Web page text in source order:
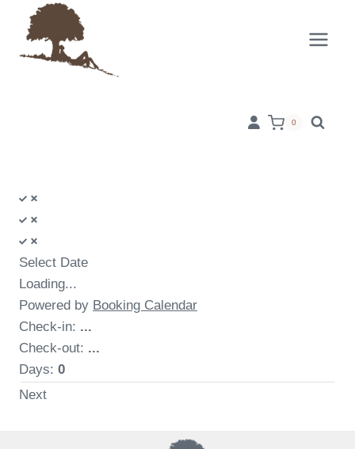
content
0
Select Date
Loading...
Powered by Booking Calendar
Check-in: ...
Check-out: ...
Days: 0
Next